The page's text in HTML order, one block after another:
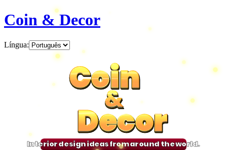
Coin & Decor
Língua:
Coin
&
Decor
Coin
&
Decor
Coin
&
Decor
Coin
&
Decor
Interior design ideas from around the world.